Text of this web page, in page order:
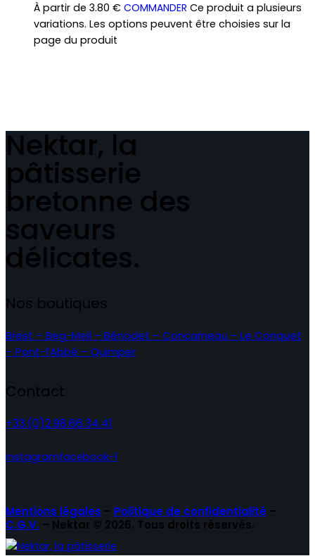
À partir de 3.80 € COMMANDER Ce produit a plusieurs
variations. Les options peuvent être choisies sur la
page du produit
Nektar, la
pâtisserie
bretonne des
saveurs
délicates.
Nos boutiques
Brest – Beg-Meil – Bénodet – Concarneau – Le Conquet
– Pont-l’Abbé – Quimper
Contact
+33.(0)2.98.66.34.41
instagramfacebook-1
Mentions légales – Politique de confidentialité –
C.G.V. – Nektar © 2026. Tous droits réservés.